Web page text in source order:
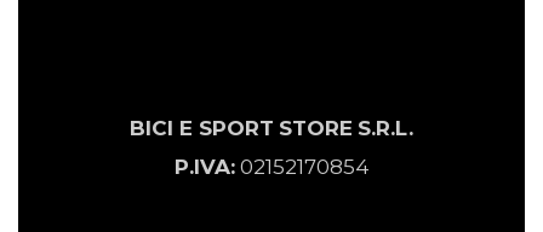
BICI E SPORT STORE S.R.L.
P.IVA:02152170854